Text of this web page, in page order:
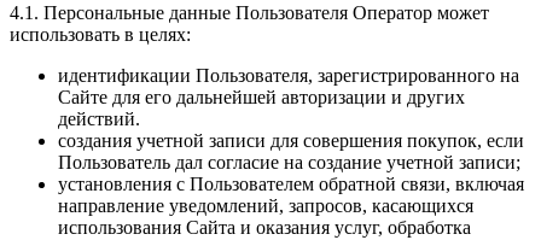
4.1. Персональные данные Пользователя Оператор может
использовать в целях:
идентификации Пользователя, зарегистрированного на
Сайте для его дальнейшей авторизации и других
действий.
создания учетной записи для совершения покупок, если
Пользователь дал согласие на создание учетной записи;
установления с Пользователем обратной связи, включая
направление уведомлений, запросов, касающихся
использования Сайта и оказания услуг, обработка